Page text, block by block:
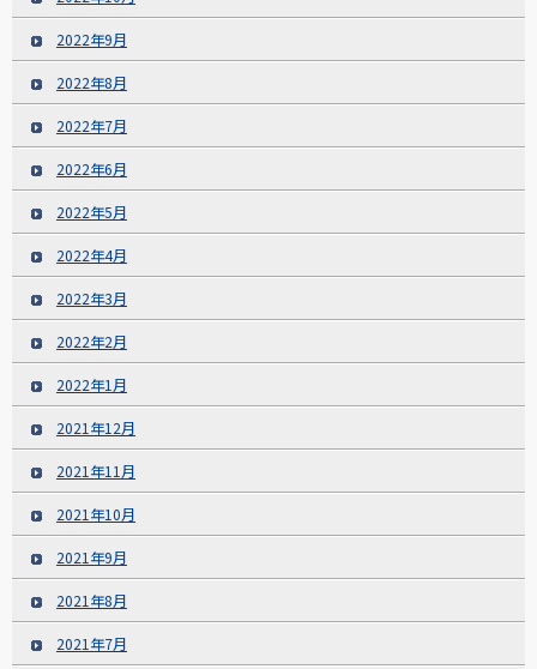
2022年9月
2022年8月
2022年7月
2022年6月
2022年5月
2022年4月
2022年3月
2022年2月
2022年1月
2021年12月
2021年11月
2021年10月
2021年9月
2021年8月
2021年7月